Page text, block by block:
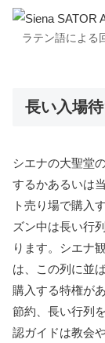
ラテン語による
長い入場
シエナの大聖堂
するかあるいは
ト売り場で購入
ズン中は長い行
ります。シエナ
は、この列に並
購入する特権が
節約、長い行列
認ガイドは教会